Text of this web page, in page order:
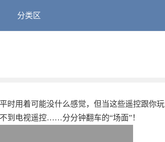
分类区
时用着可能没什么感觉，但当这些遥控跟你玩
到电视遥控……分分钟翻车的“场面”！